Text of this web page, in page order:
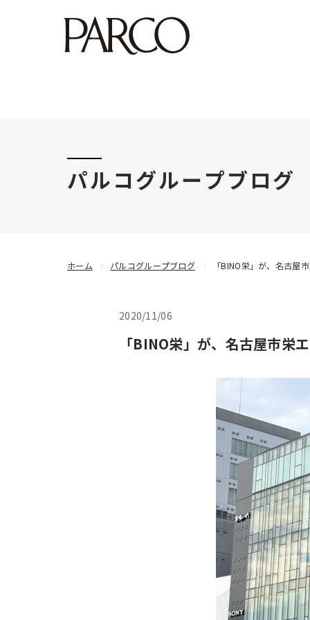
このたびの令和8年熊本地震により被害にあわれ
パルコグループブログ
2020/11/06
「BINO栄」が、名古屋市栄
ホーム パルコグループブログ 「BINO栄」が、名古屋